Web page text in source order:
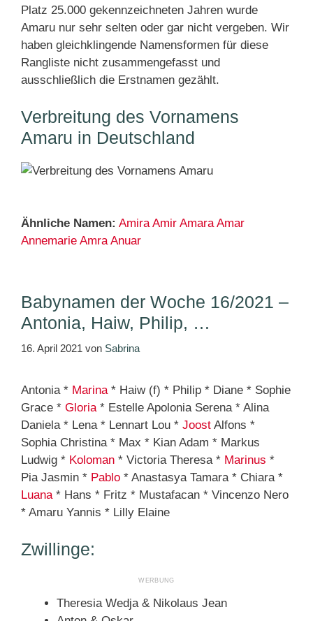
Platz 25.000 gekennzeichneten Jahren wurde
Amaru nur sehr selten oder gar nicht vergeben. Wir
haben gleichklingende Namensformen für diese
Rangliste nicht zusammengefasst und
ausschließlich die Erstnamen gezählt.
Verbreitung des Vornamens
Amaru in Deutschland
Ähnliche Namen: Amira Amir Amara Amar
Annemarie Amra Anuar
Babynamen der Woche 16/2021 –
Antonia, Haiw, Philip, …
16. April 2021 von Sabrina
Antonia * Marina * Haiw (f) * Philip * Diane * Sophie
Grace * Gloria * Estelle Apolonia Serena * Alina
Daniela * Lena * Lennart Lou * Joost Alfons *
Sophia Christina * Max * Kian Adam * Markus
Ludwig * Koloman * Victoria Theresa * Marinus *
Pia Jasmin * Pablo * Anastasya Tamara * Chiara *
Luana * Hans * Fritz * Mustafacan * Vincenzo Nero
* Amaru Yannis * Lilly Elaine
Zwillinge:
Theresia Wedja & Nikolaus Jean